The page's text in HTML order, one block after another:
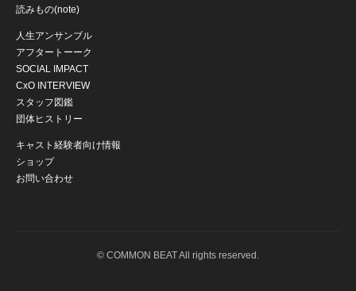
読みもの(note)
人生アンサンブル
アフタートーーク
SOCIAL IMPACT
CxO INTERVIEW
スタッフ図鑑
団体ヒストリー
キャスト経験者向け情報
ショップ
お問い合わせ
© COMMON BEAT All rights reserved.